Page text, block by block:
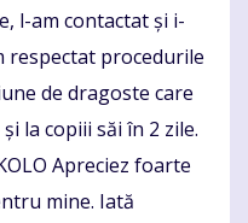
l-am contactat și i-
respectat procedurile
de dragoste care
la copiii săi în 2 zile.
Apreciez foarte
mine. Iată